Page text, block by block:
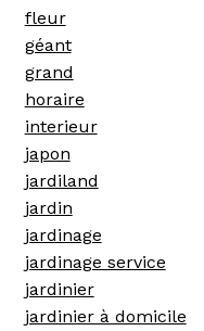
fleur
géant
grand
horaire
interieur
japon
jardiland
jardin
jardinage
jardinage service
jardinier
jardinier à domicile